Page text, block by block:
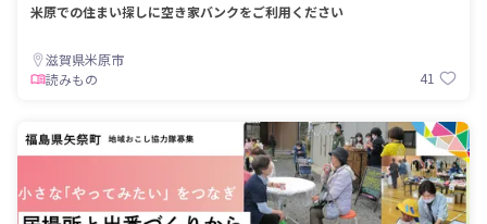
米原での住まい探しに空き家バンクをご利用ください
滋賀県米原市
読みもの
41